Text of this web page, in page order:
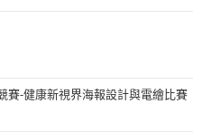
賽-健康新視界海報設計與電繪比賽